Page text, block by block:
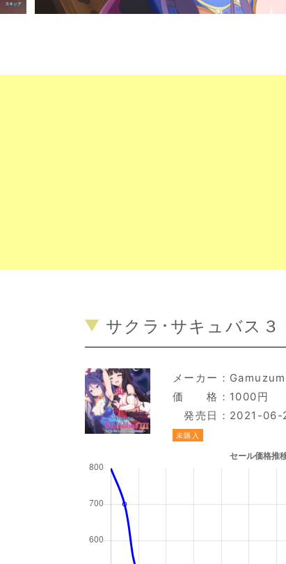
サクラ･サキュバス
メーカー：
価 格：1000円
発売日：2021-06-
未購入